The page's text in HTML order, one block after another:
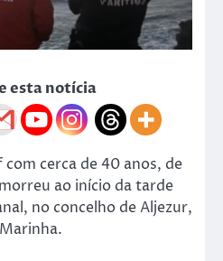
esta notícia
cerca de 40 anos, de
ao início da tarde
no concelho de Aljezur,